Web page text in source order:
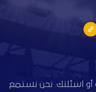
أو اسئلتك. نحن نستمع